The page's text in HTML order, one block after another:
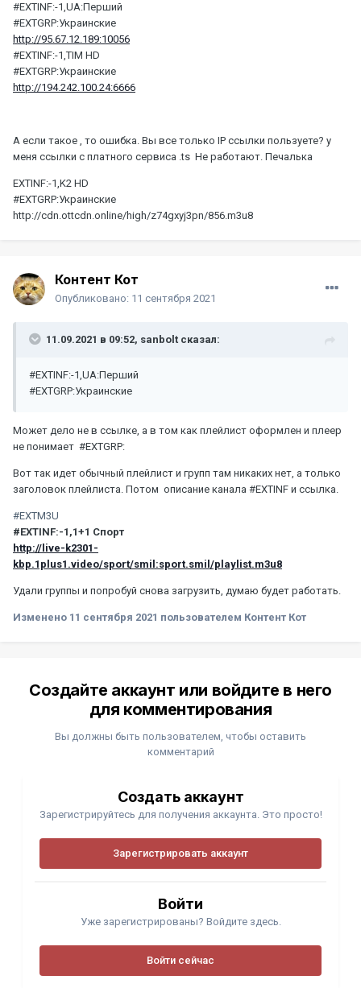
#EXTINF:-1,UA:Перший
#EXTGRP:Украинские
http://95.67.12.189:10056
#EXTINF:-1,TIM HD
#EXTGRP:Украинские
http://194.242.100.24:6666
А если такое , то ошибка. Вы все только IP ссылки пользуете? у
меня ссылки с платного сервиса .ts Не работают. Печалька
EXTINF:-1,K2 HD
#EXTGRP:Украинские
http://cdn.ottcdn.online/high/z74gxyj3pn/856.m3u8
Контент Кот
Опубликовано: 11 сентября 2021
11.09.2021 в 09:52, sanbolt сказал:
#EXTINF:-1,UA:Перший
#EXTGRP:Украинские
Может дело не в ссылке, а в том как плейлист оформлен и плеер
не понимает #EXTGRP:
Вот так идет обычный плейлист и групп там никаких нет, а только
заголовок плейлиста. Потом описание канала #EXTINF и ссылка.
#EXTM3U
#EXTINF:-1,1+1 Спорт
http://live-k2301-
kbp.1plus1.video/sport/smil:sport.smil/playlist.m3u8
Удали группы и попробуй снова загрузить, думаю будет работать.
Изменено 11 сентября 2021 пользователем Контент Кот
Создайте аккаунт или войдите в него
для комментирования
Вы должны быть пользователем, чтобы оставить
комментарий
Создать аккаунт
Зарегистрируйтесь для получения аккаунта. Это просто!
Зарегистрировать аккаунт
Войти
Уже зарегистрированы? Войдите здесь.
Войти сейчас